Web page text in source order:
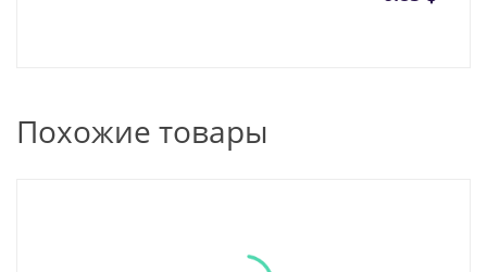
Похожие товары